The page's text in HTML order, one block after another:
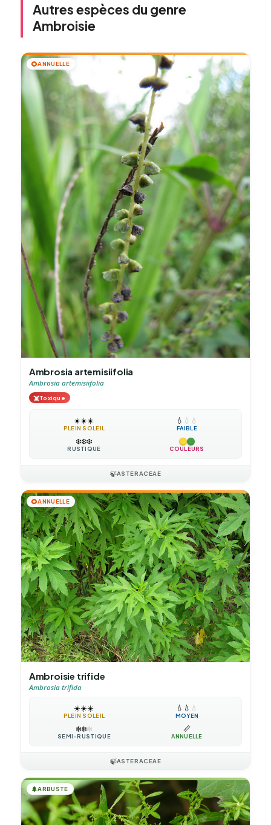
Autres espèces du genre
Ambroisie
🌻ANNUELLE
Ambrosia artemisiifolia
Ambrosia artemisiifolia
☠️Toxique
☀️☀️☀️
PLEIN SOLEIL
💧 💧 💧
FAIBLE
❄️❄️❄️
RUSTIQUE COULEURS
🍃ASTERACEAE
🌻ANNUELLE
Ambroisie trifide
Ambrosia trifida
☀️☀️☀️
PLEIN SOLEIL
💧 💧 💧
MOYEN
❄️❄️❄️
SEMI-RUSTIQUE
📏
ANNUELLE
🍃ASTERACEAE
🌲ARBUSTE